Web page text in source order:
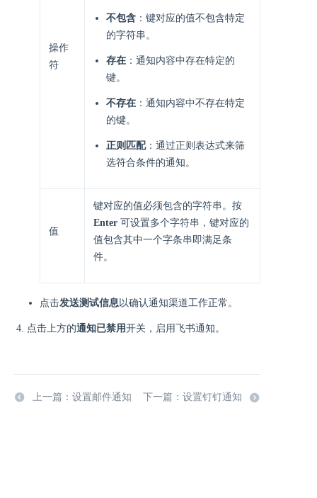
操作
符
不包含 ：键对应的值不包含特定
的字符串。
存在 ：通知内容中存在特定的
键。
不存在 ：通知内容中不存在特定
的键。
正则匹配：通过正则表达式来筛
选符合条件的通知。
值
键对应的值必须包含的字符串。按
Enter 可设置多个字符串，键对应的
值包含其中一个字条串即满足条
件。
点击发送测试信息以确认通知渠道工作正常。
点击上方的通知已禁用开关，启用飞书通知。
上一篇：设置邮件通知 下一篇：设置钉钉通知